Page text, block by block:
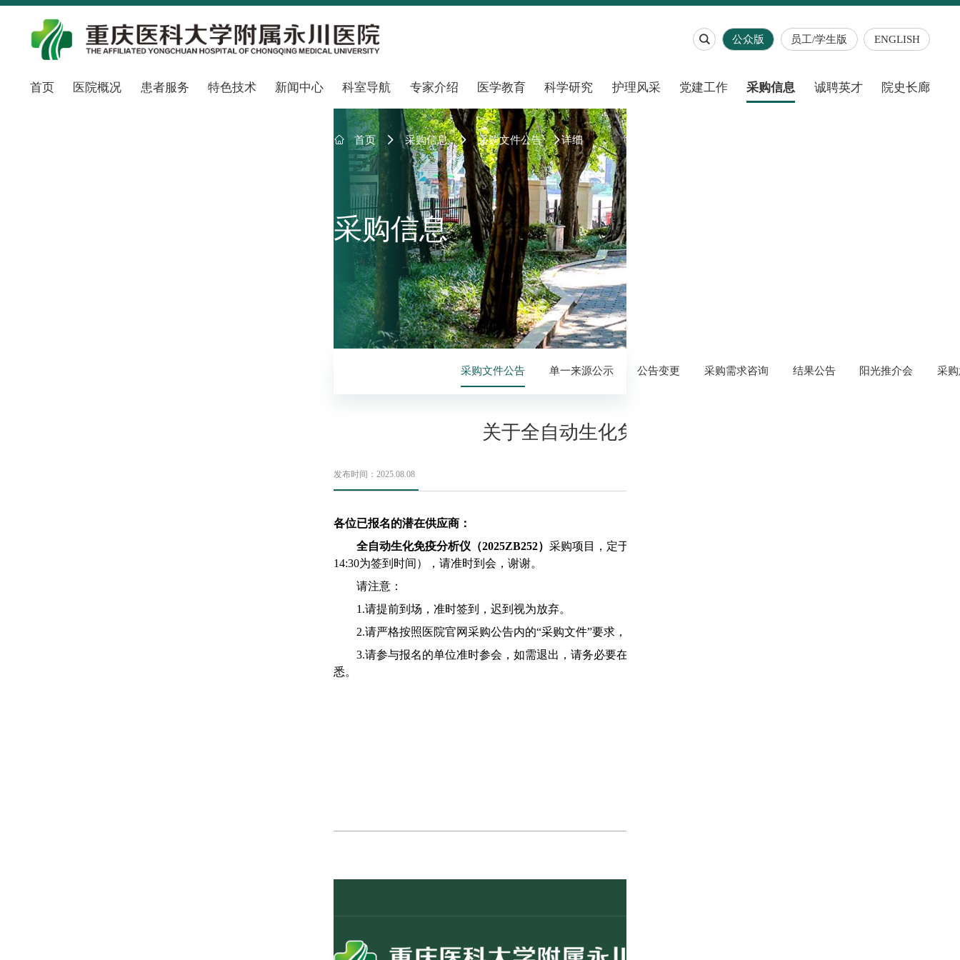
 公众版 员工/学生版 ENGLISH
首页 医院概况 患者服务 特色技术 新闻中心 科室导航 专家介绍 医学教育 科学研究 护理风采 党建工作 采购信息 诚聘英才 院史长廊
 首页  采购信息  采购文件公告 详细
采购信息
采购文件公告 单一来源公示 公告变更 采购需求咨询 结果公告 阳光推介会 采
关于全自动生化免疫分析仪（2025ZB252）项目采购的
发布时间：2025.08.08
各位已报名的潜在供应商：
全自动生化免疫分析仪（2025ZB252）采购项目，定于
14:30为签到时间），请准时到会，谢谢。
请注意：
1.请提前到场，准时签到，迟到视为放弃。
2.请严格按照医院官网采购公告内的“采购文件”要求，制作相应的“响应文件”，
3.请参与报名的单位准时参会，如需退出，请务必要在采购会议前1天告知（采购办
悉。